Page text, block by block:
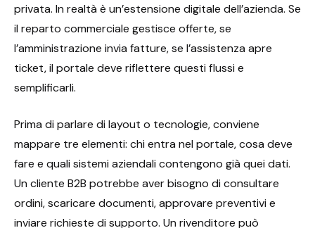
privata. In realtà è un’estensione digitale dell’azienda. Se
il reparto commerciale gestisce offerte, se
l’amministrazione invia fatture, se l’assistenza apre
ticket, il portale deve riflettere questi flussi e
semplificarli.
Prima di parlare di layout o tecnologie, conviene
mappare tre elementi: chi entra nel portale, cosa deve
fare e quali sistemi aziendali contengono già quei dati.
Un cliente B2B potrebbe aver bisogno di consultare
ordini, scaricare documenti, approvare preventivi e
inviare richieste di supporto. Un rivenditore può